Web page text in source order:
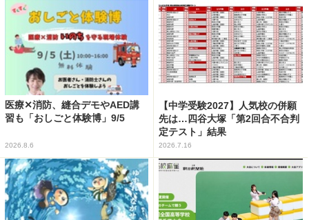
医療✕消防、縫合デモやAED講
習も「おしごと体験博」9/5
2026.8.6
【中学受験2027】人気校の併願
先は…四谷大塚「第2回合不合判
定テスト」結果
2026.7.16